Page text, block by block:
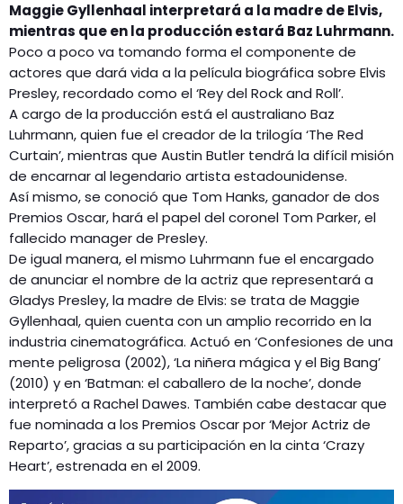
ESLATINO NEWS
ACTUALIDAD
ESPECTÁCULOS
GEEKERS
MÚSICA
ENTRETENIMIENTO
LOS + TOP
PROGRAMACIÓN
INICIO
RADIO SPLENDID
CONTACTO
Maggie Gyllenhaal interpretará a la madre de Elvis,
mientras que en la producción estará Baz Luhrmann.
Poco a poco va tomando forma el componente de
actores que dará vida a la película biográfica sobre Elvis
Presley, recordado como el ‘Rey del Rock and Roll’.
A cargo de la producción está el australiano Baz
Luhrmann, quien fue el creador de la trilogía ‘The Red
Curtain’, mientras que Austin Butler tendrá la difícil misión
de encarnar al legendario artista estadounidense.
Así mismo, se conoció que Tom Hanks, ganador de dos
Premios Oscar, hará el papel del coronel Tom Parker, el
fallecido manager de Presley.
De igual manera, el mismo Luhrmann fue el encargado
de anunciar el nombre de la actriz que representará a
Gladys Presley, la madre de Elvis: se trata de Maggie
Gyllenhaal, quien cuenta con un amplio recorrido en la
industria cinematográfica. Actuó en ‘Confesiones de una
mente peligrosa (2002), ‘La niñera mágica y el Big Bang’
(2010) y en ‘Batman: el caballero de la noche’, donde
interpretó a Rachel Dawes. También cabe destacar que
fue nominada a los Premios Oscar por ‘Mejor Actriz de
Reparto’, gracias a su participación en la cinta ‘Crazy
Heart’, estrenada en el 2009.